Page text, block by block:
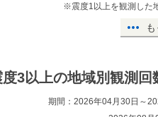
※震度1以上を観測した
度3以上の地域別観測回
期間：2026年04月30日～